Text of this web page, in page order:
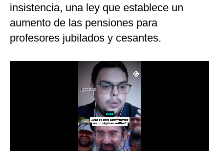
Tecnología
Club del Suscriptor
Mix
G de Gestión
insistencia, una ley que establece un
aumento de las pensiones para
profesores jubilados y cesantes.